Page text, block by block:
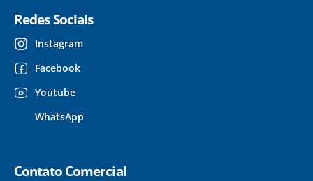
Redes Sociais
Instagram
Facebook
Youtube
WhatsApp
Contato Comercial